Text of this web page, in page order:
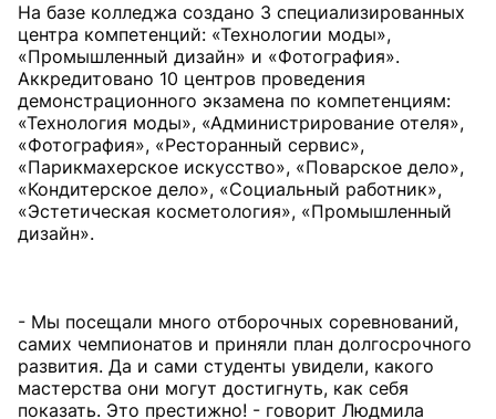
На базе колледжа создано 3 специализированных
центра компетенций: «Технологии моды»,
«Промышленный дизайн» и «Фотография».
Аккредитовано 10 центров проведения
демонстрационного экзамена по компетенциям:
«Технология моды», «Администрирование отеля»,
«Фотография», «Ресторанный сервис»,
«Парикмахерское искусство», «Поварское дело»,
«Кондитерское дело», «Социальный работник»,
«Эстетическая косметология», «Промышленный
дизайн».
- Мы посещали много отборочных соревнований,
самих чемпионатов и приняли план долгосрочного
развития. Да и сами студенты увидели, какого
мастерства они могут достигнуть, как себя
показать. Это престижно! - говорит Людмила